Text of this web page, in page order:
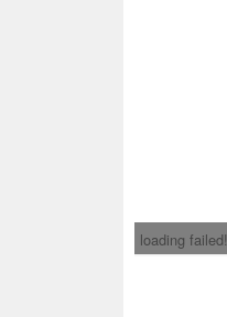
loading failed!